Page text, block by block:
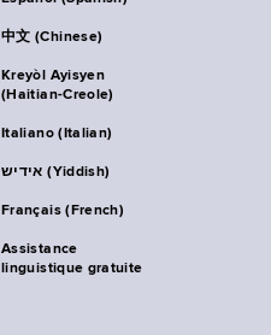
中文 (Chinese)
Kreyòl Ayisyen
(Haitian-Creole)
Italiano (Italian)
אידיש (Yiddish)
Français (French)
Assistance
linguistique gratuite